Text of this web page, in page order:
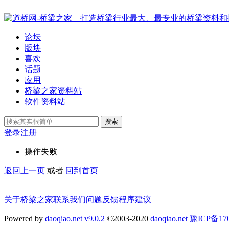
论坛
版块
喜欢
话题
应用
桥梁之家资料站
软件资料站
搜索
登录注册
操作失败
返回上一页 或者 回到首页
关于桥梁之家联系我们问题反馈程序建议
Powered by daoqiao.net v9.0.2 ©2003-2020 daoqiao.net 豫ICP备